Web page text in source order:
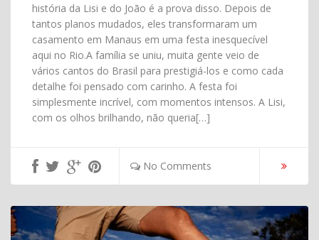
história da Lisi e do João é a prova disso. Depois de
tantos planos mudados, eles transformaram um
casamento em Manaus em uma festa inesquecível
aqui no Rio.A família se uniu, muita gente veio de
vários cantos do Brasil para prestigiá-los e como cada
detalhe foi pensado com carinho. A festa foi
simplesmente incrível, com momentos intensos. A Lisi,
com os olhos brilhando, não queria[…]
No Comments